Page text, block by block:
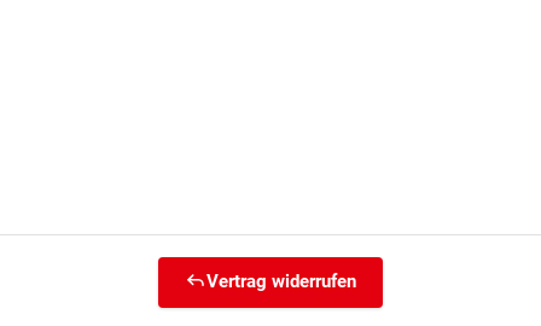
Vertrag widerrufen